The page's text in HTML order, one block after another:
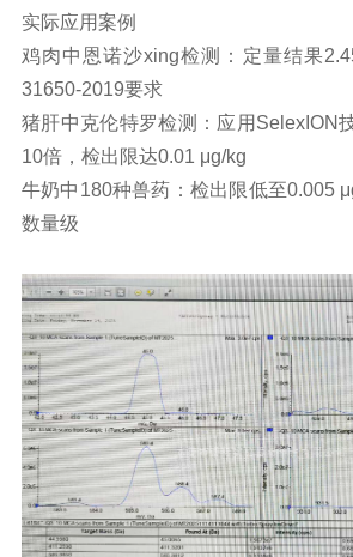
实际应用案例
鸡肉中恩诺沙xing检测：定量结果
31650-2019要求
猪肝中克伦特罗检测：应用SelexION
10倍，检出限达0.01 μg/kg
牛奶中180种兽药：检出限低至0.005
数量级